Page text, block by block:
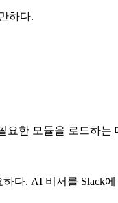
하다.
한 모듈을 로드하
다. AI 비서를 Slack